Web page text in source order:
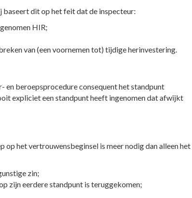
dit op het feit dat de inspecteur:
HIR;
van (een voornemen tot) tijdige herinvestering.
en beroepsprocedure consequent het standpunt
expliciet een standpunt heeft ingenomen dat afwijkt
het vertrouwensbeginsel is meer nodig dan alleen het
zin;
zijn eerdere standpunt is teruggekomen;